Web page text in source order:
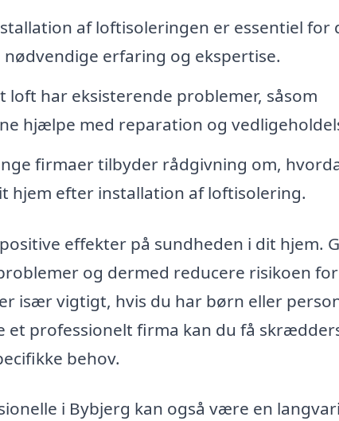
af loftisoleringen er essentiel for
erfaring og ekspertise.
loft har eksisterende problemer, såsom
hjælpe med reparation og
firmaer tilbyder rådgivning om,
hjem efter installation af loftisolering.
effekter på sundheden i dit hjem.
og dermed reducere risikoen for
især vigtigt, hvis du har børn eller
et professionelt firma kan du få
behov.
i Bybjerg kan også være en